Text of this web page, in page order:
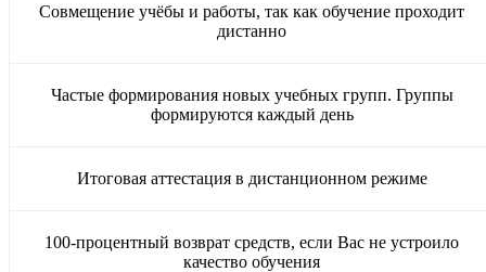
Совмещение учёбы и работы, так как обучение проходит
дистанно
Частые формирования новых учебных групп. Группы
формируются каждый день
Итоговая аттестация в дистанционном режиме
100-процентный возврат средств, если Вас не устроило
качество обучения